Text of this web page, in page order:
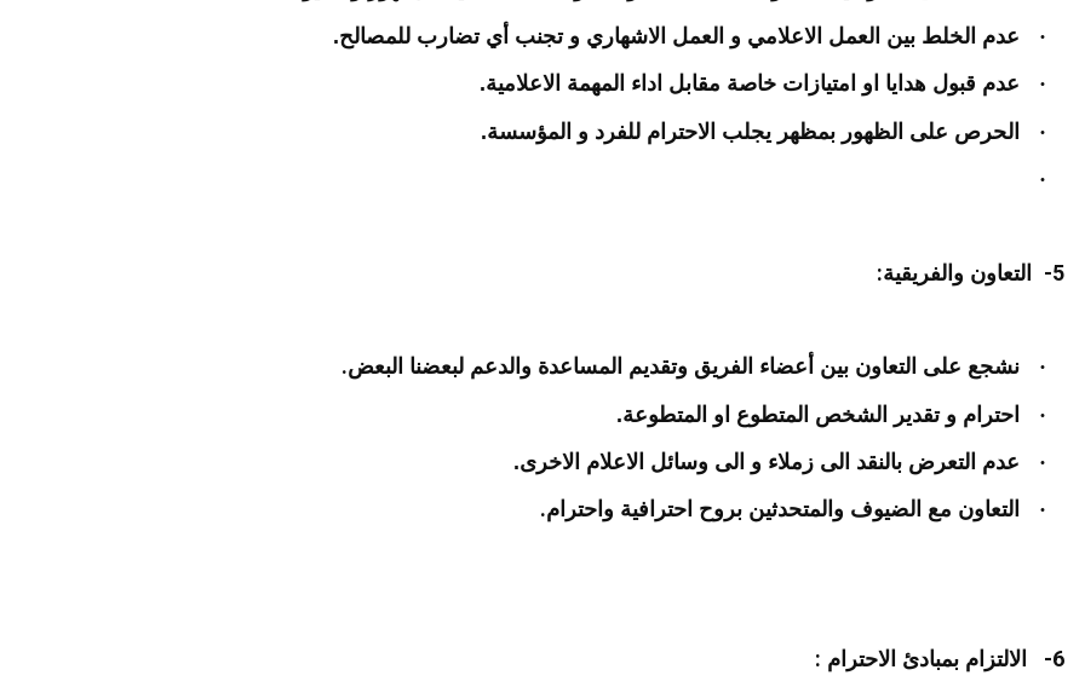
·
عدم الخلط بين العمل الاعلامي و العمل الاشهاري و تجنب أي تضارب للمصالح.
·
عدم قبول هدايا او امتيازات خاصة مقابل اداء المهمة الاعلامية.
·
الحرص على الظهور بمظهر يجلب الاحترام للفرد و المؤسسة.
·
5- التعاون والفريقية:
· نشجع على التعاون بين أعضاء الفريق وتقديم المساعدة والدعم لبعضنا البعض.
·
احترام و تقدير الشخص المتطوع او المتطوعة.
·
عدم التعرض بالنقد الى زملاء و الى وسائل الاعلام الاخرى.
·
التعاون مع الضيوف والمتحدثين بروح احترافية واحترام.
6- الالتزام بمبادئ الاحترام :